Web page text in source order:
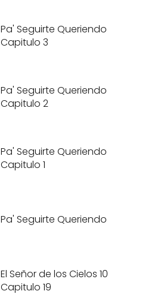
Pa' Seguirte Queriendo
Capitulo 3
Pa' Seguirte Queriendo
Capitulo 2
Pa' Seguirte Queriendo
Capitulo 1
Pa' Seguirte Queriendo
El Señor de los Cielos 10
Capitulo 19